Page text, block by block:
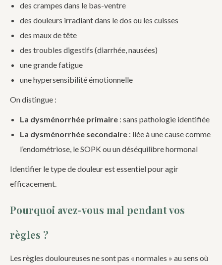
des crampes dans le bas-ventre
des douleurs irradiant dans le dos ou les cuisses
des maux de tête
des troubles digestifs (diarrhée, nausées)
une grande fatigue
une hypersensibilité émotionnelle
On distingue :
La dysménorrhée primaire : sans pathologie identifiée
La dysménorrhée secondaire : liée à une cause comme
l’endométriose, le SOPK ou un déséquilibre hormonal
Identifier le type de douleur est essentiel pour agir
efficacement.
Pourquoi avez-vous mal pendant vos
règles ?
Les règles douloureuses ne sont pas « normales » au sens où